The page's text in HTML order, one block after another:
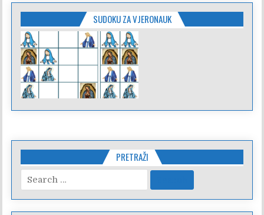
SUDOKU ZA VJERONAUK
PRETRAŽI
Search
for: